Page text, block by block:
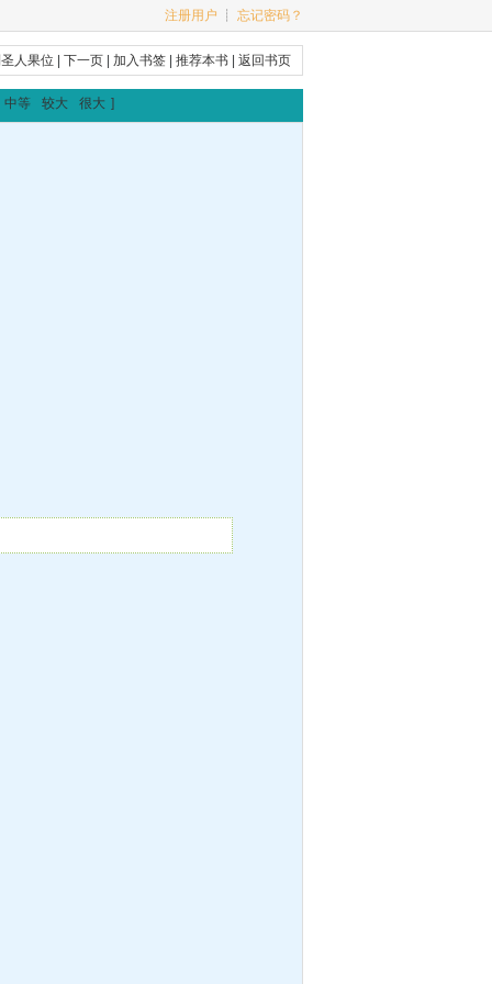
注册用户 ┊ 忘记密码？
人果位 |下一页 |加入书签 |推荐本书 |返回书页
中等 较大 很大 ]